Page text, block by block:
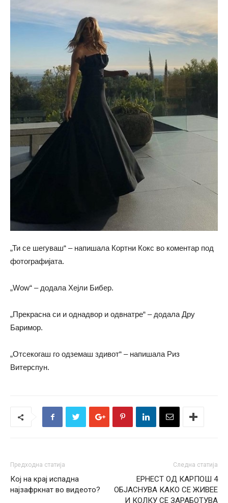
„Ти се шегуваш“ – напишала Кортни Кокс во коментар под
фотографијата.
„Wow“ – додала Хејли Бибер.
„Прекрасна си и однадвор и одвнатре“ – додала Дру
Баримор.
„Отсекогаш го одземаш здивот“ – напишала Риз
Витерспун.
Предходна статија
Кој на крај испадна
најзафркнат во видеото?
Следна статија
ЕРНЕСТ ОД КАРПОШ 4
ОБЈАСНУВА КАКО СЕ ЖИВЕЕ
И КОЛКУ СЕ ЗАРАБОТУВА